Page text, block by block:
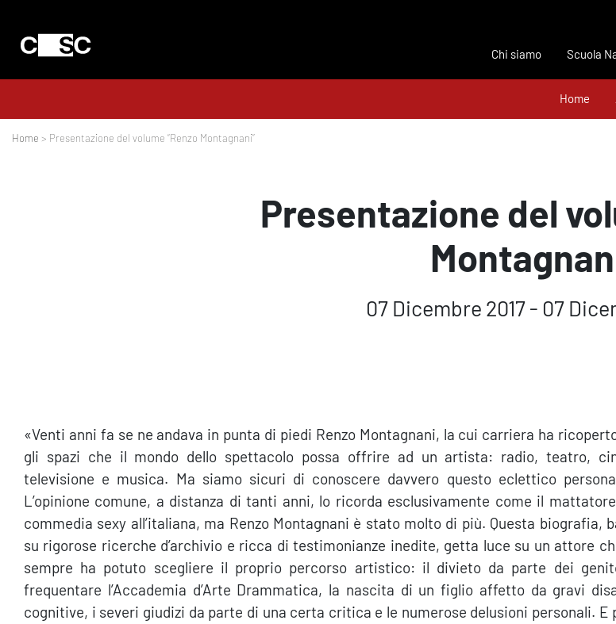
Chi siamo Scuola
Home
Home > Presentazione del volume “Renzo Montagnani”
Presentazione del
07 Dicembre 2017 - 07
«Venti anni fa se ne andava in punta di piedi Renzo Montagnani, la cui carriera ha
gli spazi che il mondo dello spettacolo possa offrire ad un artista: radio, teatro,
televisione e musica. Ma siamo sicuri di conoscere davvero questo eclettico
L’opinione comune, a distanza di tanti anni, lo ricorda esclusivamente come il
commedia sexy all’italiana, ma Renzo Montagnani è stato molto di più. Questa biografia,
su rigorose ricerche d’archivio e ricca di testimonianze inedite, getta luce su un attore
sempre ha potuto scegliere il proprio percorso artistico: il divieto da parte dei
frequentare l’Accademia d’Arte Drammatica, la nascita di un figlio affetto da gravi
cognitive, i severi giudizi da parte di una certa critica e le numerose delusioni personali. E